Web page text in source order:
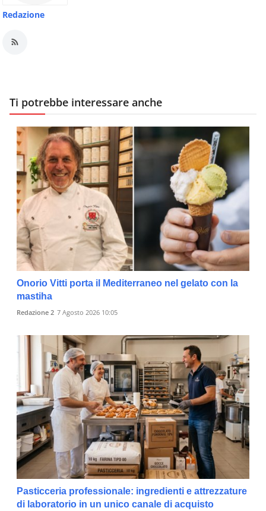
Redazione
Ti potrebbe interessare anche
Onorio Vitti porta il Mediterraneo nel gelato con la
mastiha
Redazione 2 7 Agosto 2026 10:05
Pasticceria professionale: ingredienti e attrezzature
di laboratorio in un unico canale di acquisto